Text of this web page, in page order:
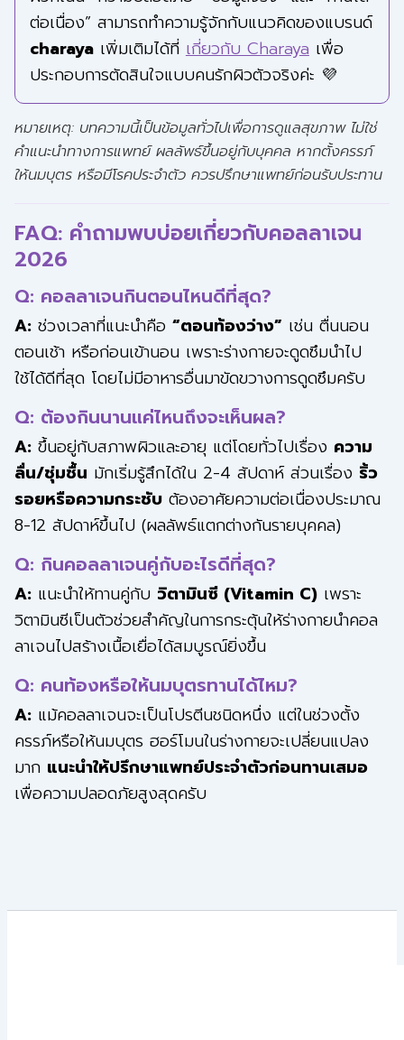
ต่อเนื่อง” สามารถทำความรู้จักกับแนวคิดของแบรนด์
charayaเพิ่มเติมได้ที่ เกี่ยวกับ Charayaเพื่อ
ประกอบการตัดสินใจแบบคนรักผิวตัวจริงค่ะ 💜
หมายเหตุ: บทความนี้เป็นข้อมูลทั่วไปเพื่อการดูแลสุขภาพ ไม่ใช่
คำแนะนำทางการแพทย์ ผลลัพธ์ขึ้นอยู่กับบุคคล หากตั้งครรภ์
ให้นมบุตร หรือมีโรคประจำตัว ควรปรึกษาแพทย์ก่อนรับประทาน
FAQ: คำถามพบบ่อยเกี่ยวกับคอลลาเจน
2026
Q: คอลลาเจนกินตอนไหนดีที่สุด?
A:ช่วงเวลาที่แนะนำคือ “ตอนท้องว่าง” เช่น ตื่นนอน
ตอนเช้า หรือก่อนเข้านอน เพราะร่างกายจะดูดซึมนำไป
ใช้ได้ดีที่สุด โดยไม่มีอาหารอื่นมาขัดขวางการดูดซึมครับ
Q: ต้องกินนานแค่ไหนถึงจะเห็นผล?
A:ขึ้นอยู่กับสภาพผิวและอายุ แต่โดยทั่วไปเรื่อง ความ
ลื่น/ชุ่มชื้น มักเริ่มรู้สึกได้ใน 2-4 สัปดาห์ ส่วนเรื่อง ริ้ว
รอยหรือความกระชับต้องอาศัยความต่อเนื่องประมาณ
8-12 สัปดาห์ขึ้นไป (ผลลัพธ์แตกต่างกันรายบุคคล)
Q: กินคอลลาเจนคู่กับอะไรดีที่สุด?
A:แนะนำให้ทานคู่กับ วิตามินซี (Vitamin C)เพราะ
วิตามินซีเป็นตัวช่วยสำคัญในการกระตุ้นให้ร่างกายนำคอล
ลาเจนไปสร้างเนื้อเยื่อได้สมบูรณ์ยิ่งขึ้น
Q: คนท้องหรือให้นมบุตรทานได้ไหม?
A:แม้คอลลาเจนจะเป็นโปรตีนชนิดหนึ่ง แต่ในช่วงตั้ง
ครรภ์หรือให้นมบุตร ฮอร์โมนในร่างกายจะเปลี่ยนแปลง
มาก แนะนำให้ปรึกษาแพทย์ประจำตัวก่อนทานเสมอ
เพื่อความปลอดภัยสูงสุดครับ